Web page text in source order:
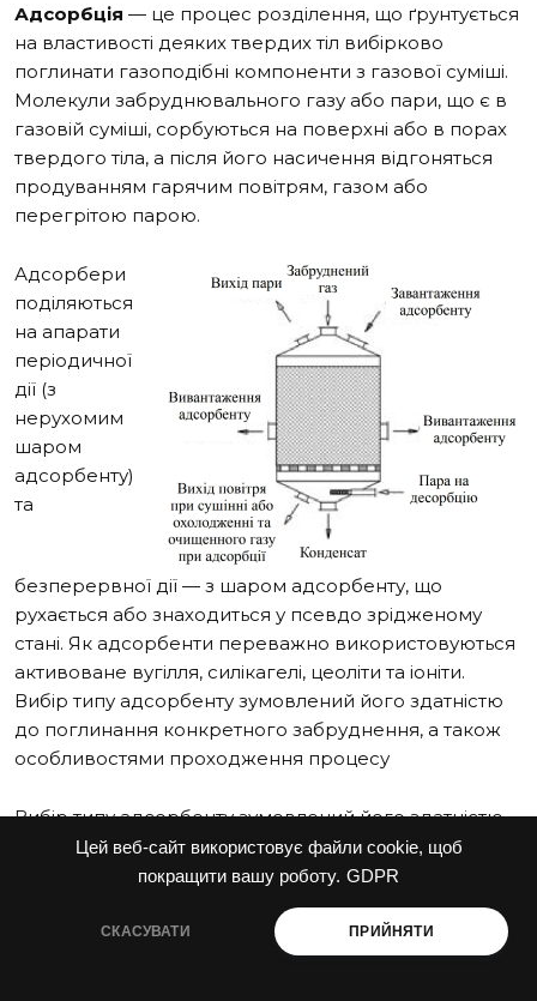
Цей веб-сайт використовує файли cookie, щоб
покращити вашу роботу. GDPR
СКАСУВАТИ ПРИЙНЯТИ
Адсорбція — це процес розділення, що ґрунтується
на властивості деяких твердих тіл вибірково
поглинати газоподібні компоненти з газової суміші.
Молекули забруднювального газу або пари, що є в
газовій суміші, сорбуються на поверхні або в порах
твердого тіла, а після його насичення відгоняться
продуванням гарячим повітрям, газом або
перегрітою парою.
Адсорбери
поділяються
на апарати
періодичної
дії (з
нерухомим
шаром
адсорбенту)
та
безперервної дії — з шаром адсорбенту, що
рухається або знаходиться у псевдо зрідженому
стані. Як адсорбенти переважно використовуються
активоване вугілля, силікагелі, цеоліти та іоніти.
Вибір типу адсорбенту зумовлений його здатністю
до поглинання конкретного забруднення, а також
особливостями проходження процесу
Вибір типу адсорбенту зумовлений його здатністю
до поглинання конкретного забруднення, а також
особливостями проходження процесу.
VI — УСТАНОВКИ ТЕРМІЧНОЇ ТА
ТЕРМОКАТАЛІТИЧНОЇ ОЧИСТКИ ГАЗУ ВІД